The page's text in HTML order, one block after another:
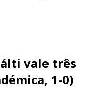
vale três
1-0)